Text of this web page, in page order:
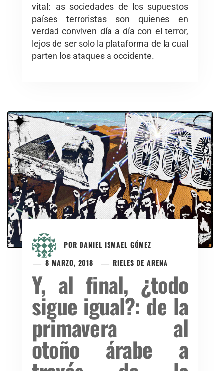
vital: las sociedades de los supuestos
países terroristas son quienes en
verdad conviven día a día con el terror,
lejos de ser solo la plataforma de la cual
parten los ataques a occidente.
POR DANIEL ISMAEL GÓMEZ
8 MARZO, 2018
RIELES DE ARENA
Y, al final, ¿todo
sigue igual?: de la
primavera al
otoño árabe a